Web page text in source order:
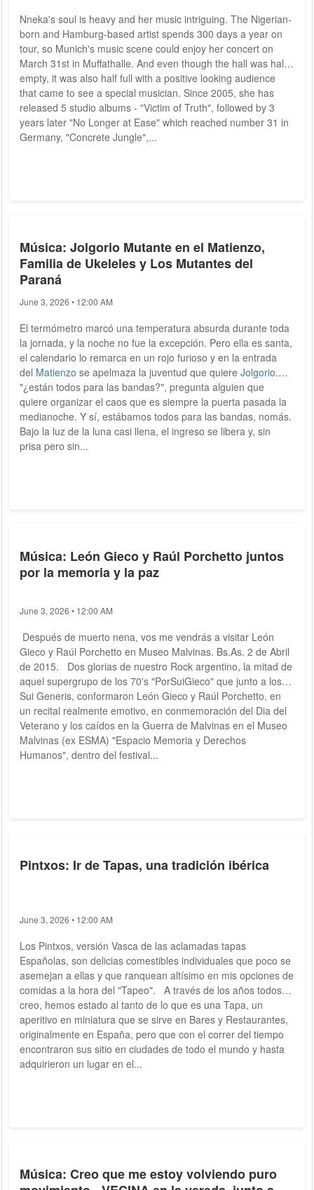
Nneka's soul is heavy and her music intriguing. The Nigerian-
born and Hamburg-based artist spends 300 days a year on
tour, so Munich's music scene could enjoy her concert on
March 31st in Muffathalle. And even though the hall was half
empty, it was also half full with a positive looking audience
that came to see a special musician. Since 2005, she has
released 5 studio albums - "Victim of Truth", followed by 3
years later "No Longer at Ease" which reached number 31 in
Germany, "Concrete Jungle",...
Música: Jolgorio Mutante en el Matienzo,
Familia de Ukeleles y Los Mutantes del
Paraná
June 3, 2026 • 12:00 AM
El termómetro marcó una temperatura absurda durante toda
la jornada, y la noche no fue la excepción. Pero ella es santa,
el calendario lo remarca en un rojo furioso y en la entrada
del Matienzo se apelmaza la juventud que quiere Jolgorio.
"¿están todos para las bandas?", pregunta alguien que
quiere organizar el caos que es siempre la puerta pasada la
medianoche. Y sí, estábamos todos para las bandas, nomás.
Bajo la luz de la luna casi llena, el ingreso se libera y, sin
prisa pero sin...
Música: León Gieco y Raúl Porchetto juntos
por la memoria y la paz
June 3, 2026 • 12:00 AM
Después de muerto nena, vos me vendrás a visitar León
Gieco y Raúl Porchetto en Museo Malvinas. Bs.As. 2 de Abril
de 2015. Dos glorias de nuestro Rock argentino, la mitad de
aquel supergrupo de los 70's "PorSuiGieco" que junto a los
Sui Generis, conformaron León Gieco y Raúl Porchetto, en
un recital realmente emotivo, en conmemoración del Dia del
Veterano y los caídos en la Guerra de Malvinas en el Museo
Malvinas (ex ESMA) "Espacio Memoria y Derechos
Humanos", dentro del festival...
Pintxos: Ir de Tapas, una tradición ibérica
June 3, 2026 • 12:00 AM
Los Pintxos, versión Vasca de las aclamadas tapas
Españolas, son delicias comestibles individuales que poco se
asemejan a ellas y que ranquean altísimo en mis opciones de
comidas a la hora del "Tapeo". A través de los años todos
creo, hemos estado al tanto de lo que es una Tapa, un
aperitivo en miniatura que se sirve en Bares y Restaurantes,
originalmente en España, pero que con el correr del tiempo
encontraron sus sitio en ciudades de todo el mundo y hasta
adquirieron un lugar en el...
Música: Creo que me estoy volviendo puro